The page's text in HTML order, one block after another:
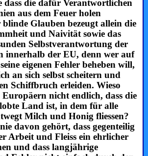
dass die dafür Verantwortlichen
aus dem Feuer holen
blinde Glauben bezeugt allein die
und Naivität sowie das
Selbstverantwortung der
innerhalb der EU, denn wer auf
eigenen Fehler beheben will,
an sich selbst scheitern und
Schiffbruch erleiden. Wieso
Europäern nicht endlich, dass die
Land ist, in dem für alle
Milch und Honig fliessen?
davon gehört, dass gegenteilig
Arbeit und Fleiss ein ehrlicher
und dass langjährige